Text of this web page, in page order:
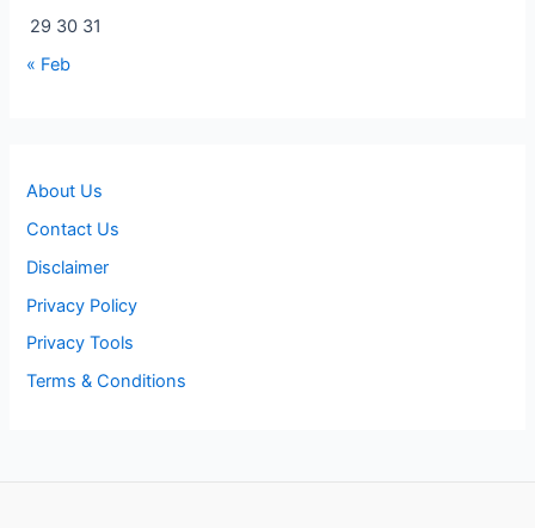
29 30 31
« Feb
About Us
Contact Us
Disclaimer
Privacy Policy
Privacy Tools
Terms & Conditions